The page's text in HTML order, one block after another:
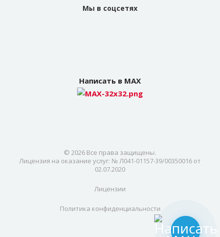
Мы в соцсетях
Написать в MAX
© 2026 Все права защищены.
Лицензия на оказание услуг: № Л041-01157-39/00350016 от
02.07.2020
Лицензии
Политика конфиденциальности